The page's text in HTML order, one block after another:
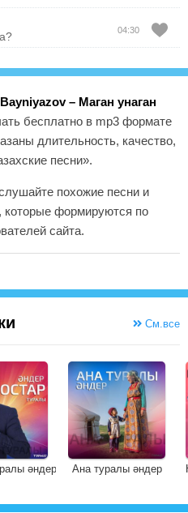
04:30
– Маган унаган
бесплатно в mp3 формате
длительность, качество,
песни».
похожие песни и
которые формируются по
сайта.
См.все
әндер Ана туралы әндер